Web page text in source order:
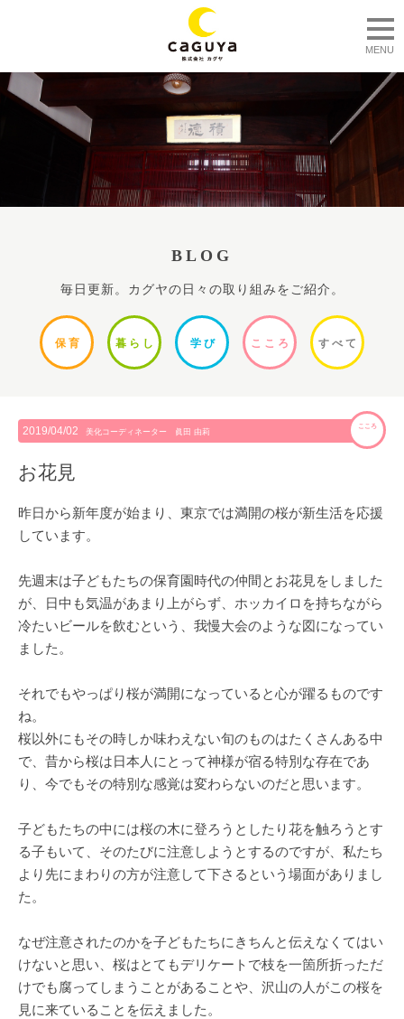
MENU
BLOG
毎日更新。カグヤの日々の取り組みをご紹介。
保 育 暮ら し 学 び ここ ろ すべて
2019/04/02 美化コーディネーター 眞田 由莉
こころ
お花見
昨日から新年度が始まり、東京では満開の桜が新生活を応援
しています。
先週末は子どもたちの保育園時代の仲間とお花見をしました
が、日中も気温があまり上がらず、ホッカイロを持ちながら
冷たいビールを飲むという、我慢大会のような図になってい
ました。
それでもやっぱり桜が満開になっていると心が躍るものです
ね。
桜以外にもその時しか味わえない旬のものはたくさんある中
で、昔から桜は日本人にとって神様が宿る特別な存在であ
り、今でもその特別な感覚は変わらないのだと思います。
子どもたちの中には桜の木に登ろうとしたり花を触ろうとす
る子もいて、そのたびに注意しようとするのですが、私たち
より先にまわりの方が注意して下さるという場面がありまし
た。
なぜ注意されたのかを子どもたちにきちんと伝えなくてはい
けないと思い、桜はとてもデリケートで枝を一箇所折っただ
けでも腐ってしまうことがあることや、沢山の人がこの桜を
見に来ていることを伝えました。